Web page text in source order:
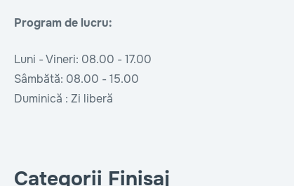
Program de lucru:
Luni - Vineri: 08.00 - 17.00
Sâmbătă: 08.00 - 15.00
Duminică : Zi liberă
Categorii Finisaj